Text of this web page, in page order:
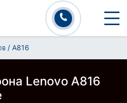
/ A816
Lenovo A816